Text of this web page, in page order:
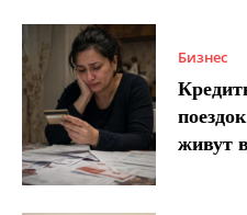
Бизнес
живут